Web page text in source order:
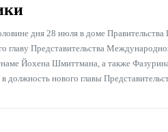
дня 28 июля в доме
главу Представительства
Йохена Шмиттмана, а также
в должность нового главы